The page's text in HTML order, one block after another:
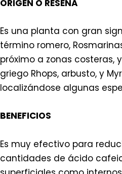
ORIGEN O RESEÑA
Es una planta con gran
término romero,
próximo a zonas costeras,
griego Rhops, arbusto, y
localizándose algunas
BENEFICIOS
Es muy efectivo para
cantidades de ácido